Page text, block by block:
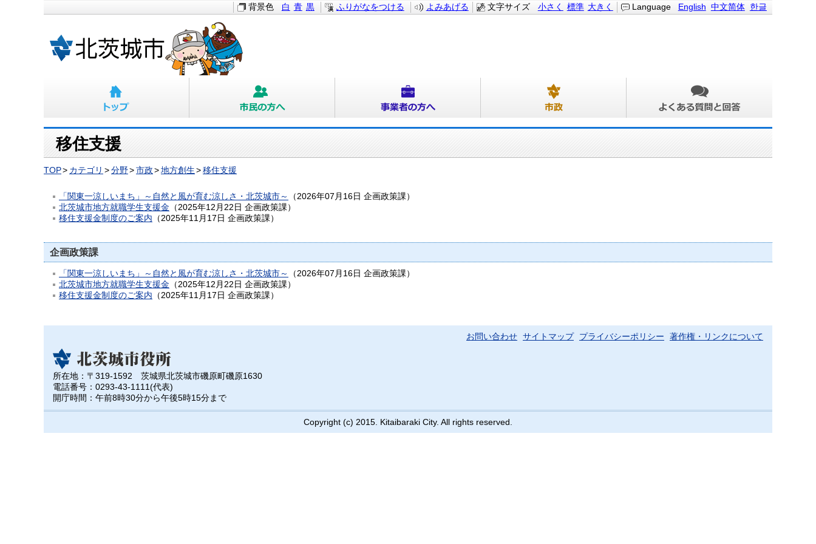
Language English 中文简体 한글
文字サイズ 小さく 標準 大きく
背景色 白 青 黒 ふりがなをつける よみあげる
移住支援
TOP カテゴリ 分野 市政 地方創生 移住支援
「関東一涼しいまち」～自然と風が育む涼しさ・北茨城市～ （2026年07月16日 企画政策課）
北茨城市地方就職学生支援金 （2025年12月22日 企画政策課）
移住支援金制度のご案内 （2025年11月17日 企画政策課）
企画政策課
「関東一涼しいまち」～自然と風が育む涼しさ・北茨城市～ （2026年07月16日 企画政策課）
北茨城市地方就職学生支援金 （2025年12月22日 企画政策課）
移住支援金制度のご案内 （2025年11月17日 企画政策課）
お問い合わせ サイトマップ プライバシーポリシー 著作権・リンクについて
所在地：〒319-1592 茨城県北茨城市磯原町磯原1630
電話番号：0293-43-1111(代表)
開庁時間：午前8時30分から午後5時15分まで
Copyright (c) 2015. Kitaibaraki City. All rights reserved.